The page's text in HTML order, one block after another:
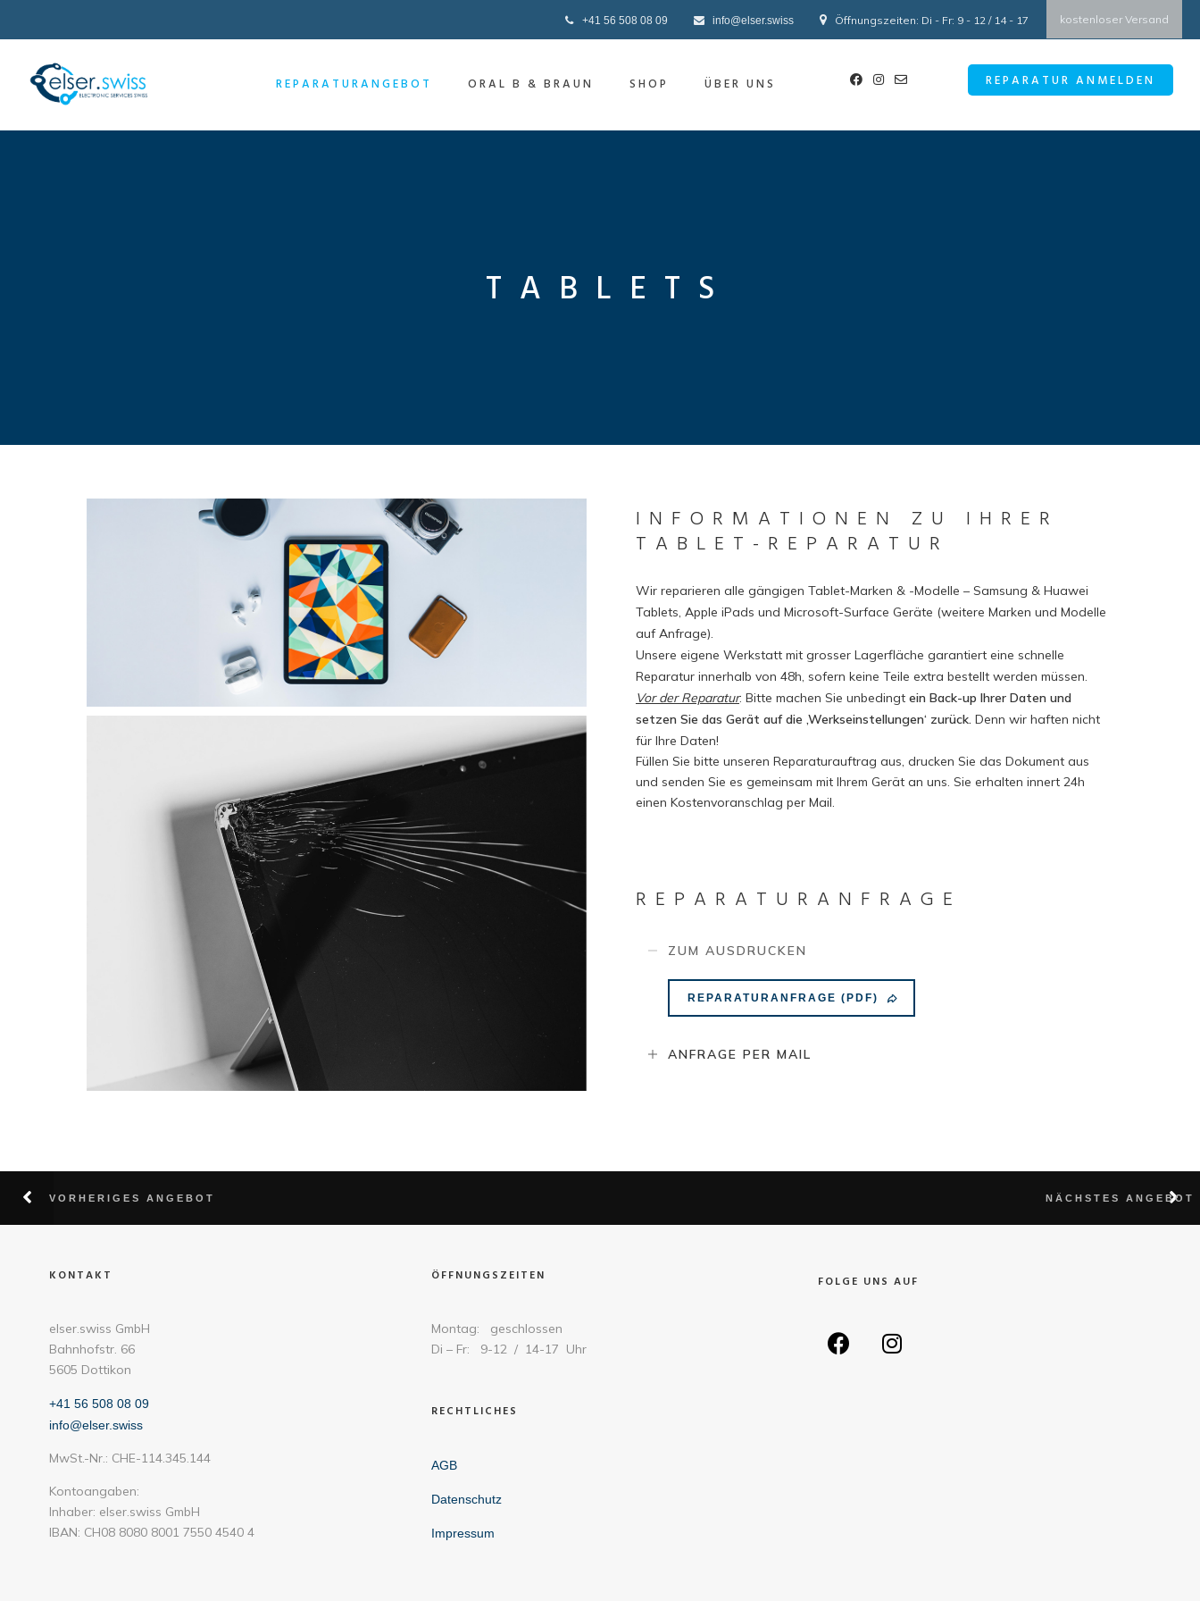
+41 56 508 08 09 info@elser.swiss Öffnungszeiten: Di - Fr: 9 - 12 / 14 - 17 kostenloser Versand
REPARATUR ANMELDEN
REPARATURANGEBOT ORAL B & BRAUN SHOP ÜBER UNS
TABLETS
INFORMATIONEN ZU IHRER
TABLET-REPARATUR
Wir reparieren alle gängigen Tablet-Marken & -Modelle – Samsung & Huawei
Tablets, Apple iPads und Microsoft-Surface Geräte (weitere Marken und Modelle
auf Anfrage).
Unsere eigene Werkstatt mit grosser Lagerfläche garantiert eine schnelle
Reparatur innerhalb von 48h, sofern keine Teile extra bestellt werden müssen.
Vor der Reparatur: Bitte machen Sie unbedingt ein Back-up Ihrer Daten und
setzen Sie das Gerät auf die ‚Werkseinstellungen‘ zurück. Denn wir haften nicht
für Ihre Daten!
Füllen Sie bitte unseren Reparaturauftrag aus, drucken Sie das Dokument aus
und senden Sie es gemeinsam mit Ihrem Gerät an uns. Sie erhalten innert 24h
einen Kostenvoranschlag per Mail.
REPARATURANFRAGE
ZUM AUSDRUCKEN
REPARATURANFRAGE (PDF)
ANFRAGE PER MAIL
VORHERIGES ANGEBOT NÄCHSTES ANGEBOT
KONTAKT
elser.swiss GmbH
Bahnhofstr. 66
5605 Dottikon
+41 56 508 08 09
info@elser.swiss
MwSt.-Nr.: CHE-114.345.144
Kontoangaben:
Inhaber: elser.swiss GmbH
IBAN: CH08 8080 8001 7550 4540 4
ÖFFNUNGSZEITEN
Montag: geschlossen
Di – Fr: 9-12 / 14-17 Uhr
RECHTLICHES
AGB
Datenschutz
Impressum
FOLGE UNS AUF